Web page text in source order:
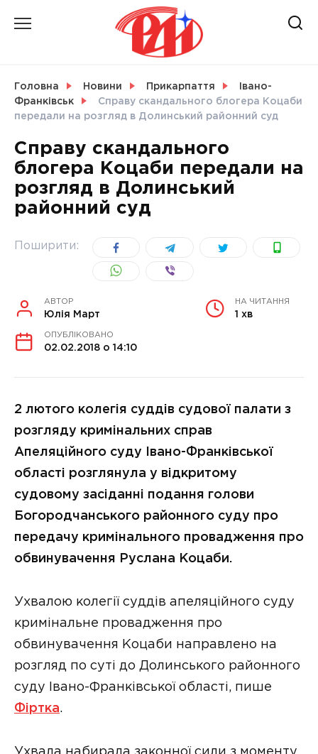
СВІТ
УКРАЇНА
Головна Новини Прикарпаття
Івано-
Франківськ
Справу скандального блогера Коцаби
передали на розгляд в Долинський районний суд
Справу скандального
блогера Коцаби передали на
розгляд в Долинський
районний суд
Поширити:
АВТОР
Юлія Март
НА ЧИТАННЯ
1 хв
ОПУБЛІКОВАНО
02.02.2018 о 14:10
2 лютого колегія суддів судової палати з
розгляду кримінальних справ
Апеляційного суду Івано-Франківської
області розглянула у відкритому
судовому засіданні подання голови
Богородчанського районного суду про
передачу кримінального провадження про
обвинувачення Руслана Коцаби.
Ухвалою колегії суддів апеляційного суду
кримінальне провадження про
обвинувачення Коцаби направлено на
розгляд по суті до Долинського районного
суду Івано-Франківської області, пише
Фіртка.
Ухвала набирала законної сили з моменту